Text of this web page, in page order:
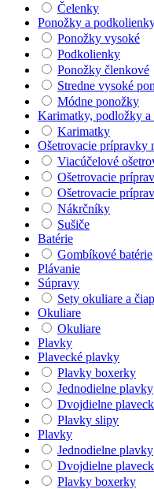
Čelenky
Ponožky a
Ponožky vysoké
Podkolienky
Ponožky členkové
Stredne vysoké
Módne ponožky
Karimatky, podložky a
Karimatky
Ošetrovacie prípravky
Viacúčelové
Ošetrovacie
Ošetrovacie
Nákrčníky
Sušiče
Batérie
Gombíkové batérie
Plávanie
Súpravy
Sety okuliare a
Okuliare
Okuliare
Plavky
Plavecké plavky
Plavky boxerky
Jednodielne plavky
Dvojdielne
Plavky slipy
Plavky
Jednodielne plavky
Dvojdielne
Plavky boxerky